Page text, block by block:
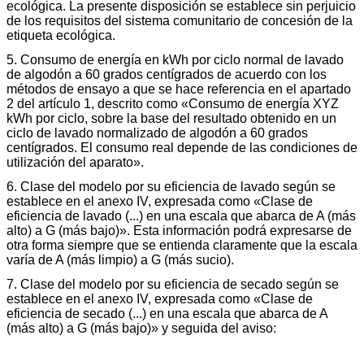
ecológica. La presente disposición se establece sin perjuicio
de los requisitos del sistema comunitario de concesión de la
etiqueta ecológica.
5. Consumo de energía en kWh por ciclo normal de lavado
de algodón a 60 grados centígrados de acuerdo con los
métodos de ensayo a que se hace referencia en el apartado
2 del artículo 1, descrito como «Consumo de energía XYZ
kWh por ciclo, sobre la base del resultado obtenido en un
ciclo de lavado normalizado de algodón a 60 grados
centígrados. El consumo real depende de las condiciones de
utilización del aparato».
6. Clase del modelo por su eficiencia de lavado según se
establece en el anexo IV, expresada como «Clase de
eficiencia de lavado (...) en una escala que abarca de A (más
alto) a G (más bajo)». Esta información podrá expresarse de
otra forma siempre que se entienda claramente que la escala
varía de A (más limpio) a G (más sucio).
7. Clase del modelo por su eficiencia de secado según se
establece en el anexo IV, expresada como «Clase de
eficiencia de secado (...) en una escala que abarca de A
(más alto) a G (más bajo)» y seguida del aviso: